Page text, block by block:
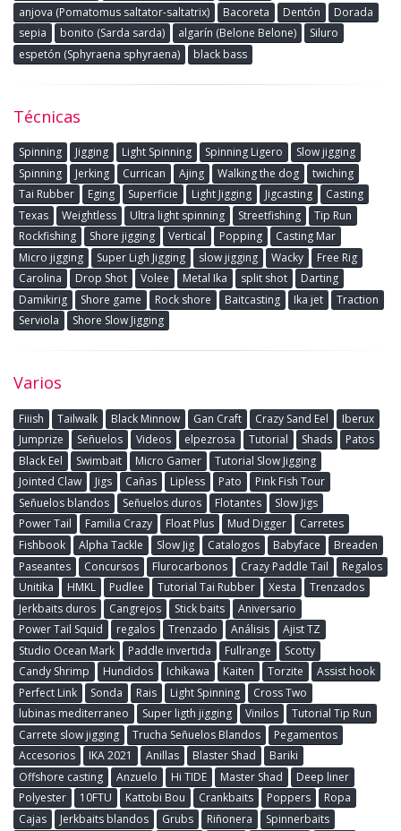
anjova (Pomatomus saltator-saltatrix)
Bacoreta Dentón
Dorada
sepia
bonito (Sarda sarda) algarín (Belone Belone)
Siluro
espetón (Sphyraena sphyraena)
black bass
Técnicas
Spinning Jigging Light Spinning Spinning Ligero
Slow jigging
Spinning
Jerking Currican Ajing Walking the dog
twiching
Tai Rubber
Eging Superficie Light Jigging Jigcasting
Casting
Texas
Weightless Ultra light spinning Streetfishing
Tip Run
Rockfishing
Shore jigging Vertical Popping
Casting Mar
Micro jigging
Super Ligh Jigging slow jigging Wacky
Free Rig
Carolina
Drop Shot Volee Metal Ika split shot
Darting
Damikirig
Shore game Rock shore Baitcasting Ika jet
Traction
Serviola
Shore Slow Jigging
Varios
Fiiish Tailwalk Black Minnow Gan Craft Crazy Sand Eel
Iberux
Jumprize
Señuelos Videos elpezrosa Tutorial Shads
Patos
Black Eel
Swimbait Micro Gamer
Tutorial Slow Jigging
Jointed Claw
Jigs Cañas Lipless Pato
Pink Fish Tour
Señuelos blandos
Señuelos duros Flotantes
Slow Jigs
Power Tail
Familia Crazy Float Plus Mud Digger
Carretes
Fishbook
Alpha Tackle Slow Jig Catalogos Babyface
Breaden
Paseantes
Concursos Flurocarbonos Crazy Paddle Tail
Regalos
Unitika
HMKL Pudlee Tutorial Tai Rubber Xesta
Trenzados
Jerkbaits duros
Cangrejos Stick baits
Aniversario
Power Tail Squid
regalos Trenzado Análisis
Ajist TZ
Studio Ocean Mark
Paddle invertida Fullrange
Scotty
Candy Shrimp
Hundidos Ichikawa Kaiten Torzite
Assist hook
Perfect Link
Sonda Rais Light Spinning
Cross Two
lubinas mediterraneo
Super ligth jigging Vinilos
Tutorial Tip Run
Carrete slow jigging
Trucha Señuelos Blandos
Pegamentos
Accesorios
IKA 2021 Anillas Blaster Shad
Bariki
Offshore casting
Anzuelo Hi TIDE Master Shad
Deep liner
Polyester
10FTU Kattobi Bou Crankbaits Poppers
Ropa
Cajas
Jerkbaits blandos Grubs Riñonera
Spinnerbaits